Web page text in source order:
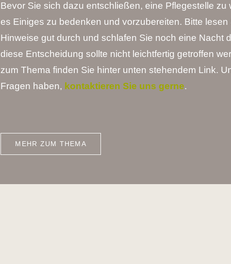
Bevor Sie sich dazu entschließen, eine Pflegestelle zu
es Einiges zu bedenken und vorzubereiten. Bitte lesen
Hinweise gut durch und schlafen Sie noch eine Nacht
diese Entscheidung sollte nicht leichtfertig getroffen
zum Thema finden Sie hinter unten stehendem Link.
Fragen haben, kontaktieren Sie uns gerne.
MEHR ZUM THEMA